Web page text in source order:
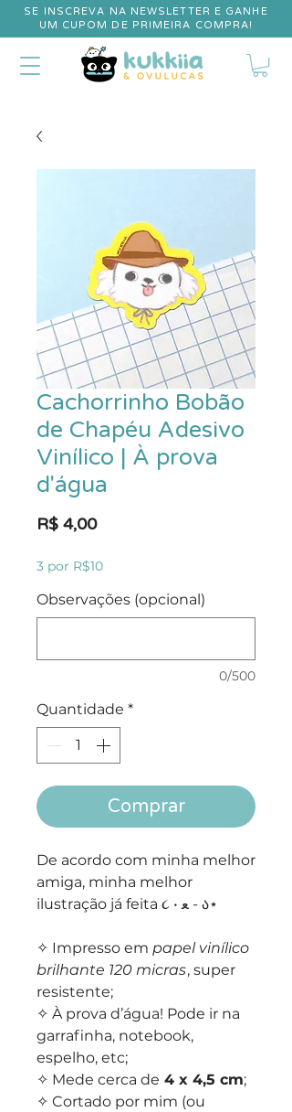
SE INSCREVA NA NEWSLETTER E GANHE
UM CUPOM DE PRIMEIRA COMPRA!
Cachorrinho Bobão
de Chapéu Adesivo
Vinílico | À prova
d'água
R$ 4,00Preço
3 por R$10
Observações (opcional)
0/500
Quantidade *
Comprar
De acordo com minha melhor
amiga, minha melhor
ilustração já feita ૮ • ﻌ - ა⁩⋆
✧ Impresso em papel vinílico
brilhante 120 micras, super
resistente;
✧ À prova d’água! Pode ir na
garrafinha, notebook,
espelho, etc;
✧ Mede cerca de 4 x 4,5 cm;
✧ Cortado por mim (ou